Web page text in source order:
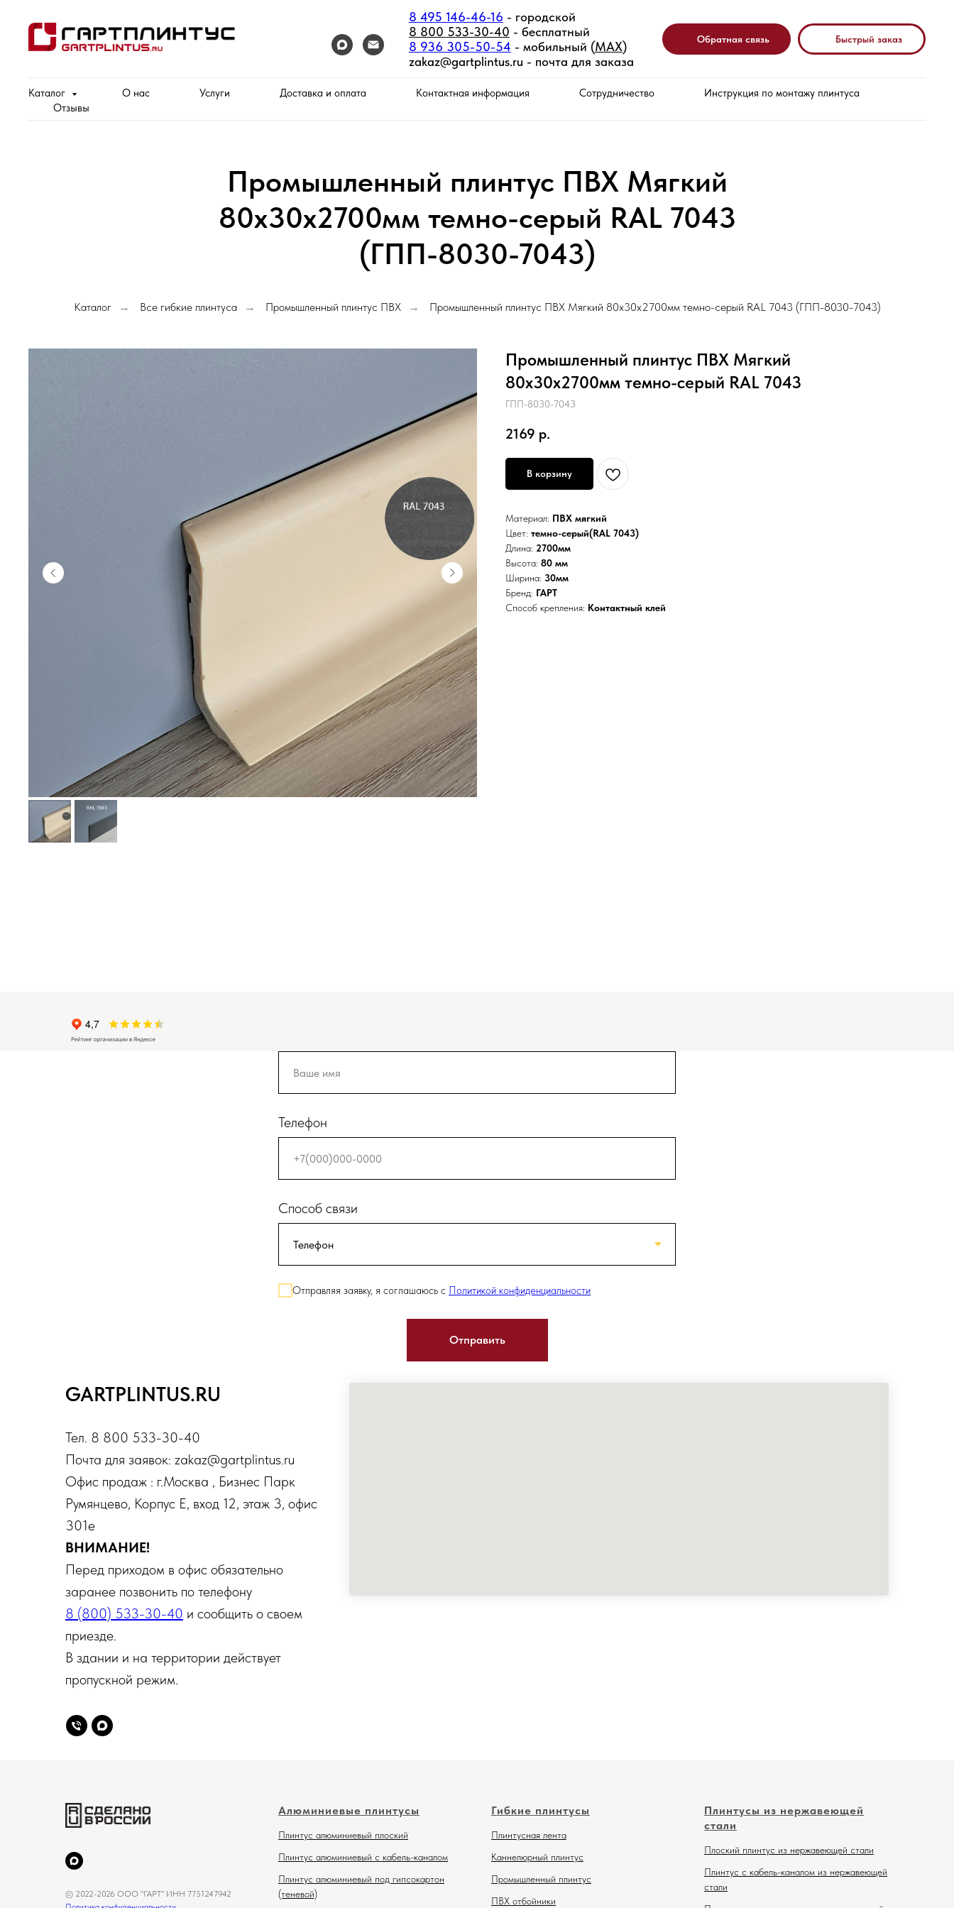
8 495 146-46-16 - городской
8 800 533-30-40 - бесплатный
8 936 305-50-54 - мобильный (MAX)
zakaz@gartplintus.ru - почта для заказа
Обратная связь Быстрый заказ
Каталог О нас Услуги Доставка и оплата Контактная информация Сотрудничество
Инструкция по монтажу плинтуса
Отзывы
Промышленный плинтус ПВХ Мягкий
80х30х2700мм темно-серый RAL 7043
(ГПП-8030-7043)
Каталог → Все гибкие плинтуса → Промышленный плинтус ПВХ → Промышленный плинтус ПВХ Мягкий 80х30х2700мм темно-серый RAL 7043 (ГПП-8030-7043)
Промышленный плинтус ПВХ Мягкий
80х30х2700мм темно-серый RAL 7043
ГПП-8030-7043
2169 р.
В корзину
Материал: ПВХ мягкий
Цвет: темно-серый(RAL 7043)
Длина: 2700мм
Высота: 80 мм
Ширина: 30мм
Бренд: ГАРТ
Способ крепления: Контактный клей
Телефон
Способ связи
Отправляя заявку, я соглашаюсь с Политикой конфиденциальности
Отправить
GARTPLINTUS.RU
Тел. 8 800 533-30-40
Почта для заявок: zakaz@gartplintus.ru
Офис продаж : г.Москва , Бизнес Парк
Румянцево, Корпус Е, вход 12, этаж 3, офис
301е
ВНИМАНИЕ!
Перед приходом в офис обязательно
заранее позвонить по телефону
8 (800) 533-30-40 и сообщить о своем
приезде.
В здании и на территории действует
пропускной режим.
© 2022-2026 ООО "ГАРТ" ИНН 7751247942
Алюминиевые плинтусы
Плинтус алюминиевый плоский
Плинтус алюминиевый с кабель-каналом
Плинтус алюминиевый под гипсокартон
(теневой)
Гибкие плинтусы
Плинтусная лента
Каннелюрный плинтус
Промышленный плинтус
ПВХ отбойники
Плинтусы из нержавеющей
стали
Плоский плинтус из нержавеющей стали
Плинтус с кабель-каналом из нержавеющей
стали